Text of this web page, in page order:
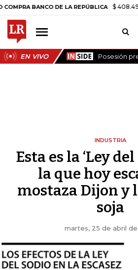
BANCO DE LA REPÚBLICA $ 408.498,97
EN VIVO Posesión
INDUSTRIA
Esta es la ‘Ley
la que hoy
mostaza Dijon y
soja
martes, 25 de abril